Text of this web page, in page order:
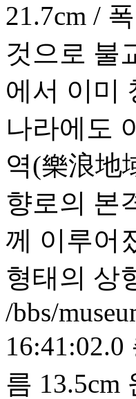
21.7cm /
것으로 불
에서 이미
나라에도
역(樂浪地
향로의 본
께 이루어
형태의 상
/bbs/
16:41:02.0
름 13.5cm